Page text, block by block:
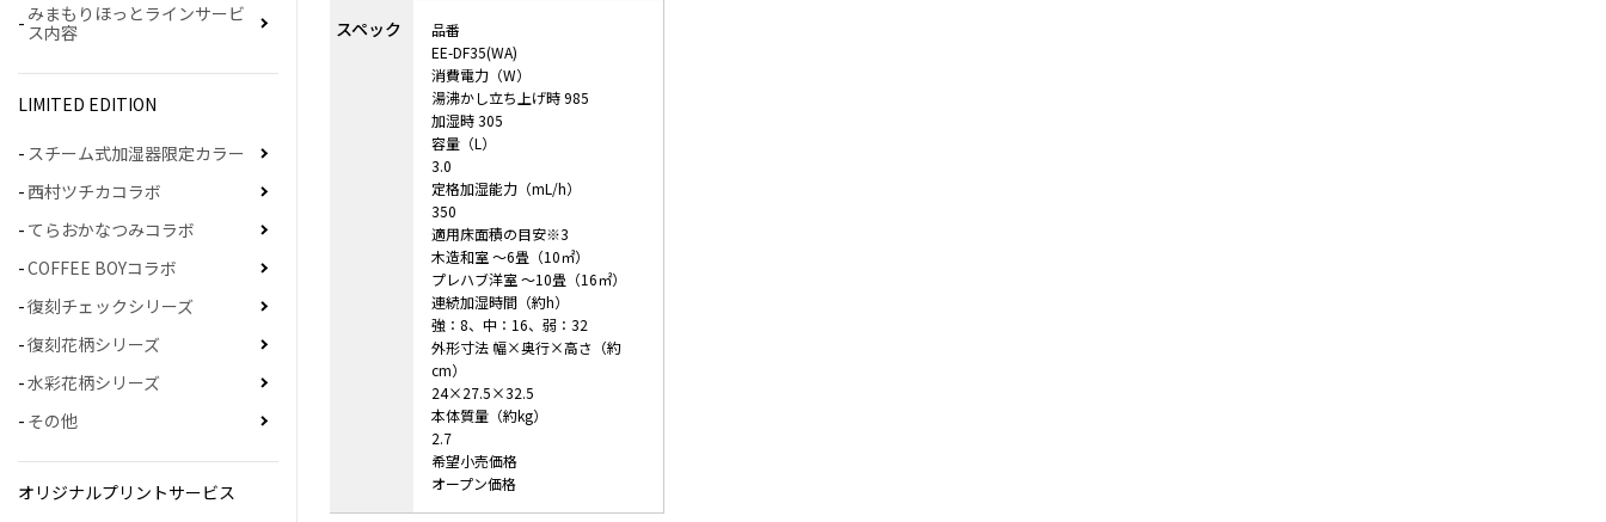
スペック
品番
EE-DF35(WA)
消費電力（W）
湯沸かし立ち上げ時 985
加湿時 305
容量（L）
3.0
定格加湿能力（mL/h）
350
適用床面積の目安※3
木造和室 ～6畳（10㎡）
プレハブ洋室 ～10畳（16㎡）
連続加湿時間（約h）
強：8、中：16、弱：32
外形寸法 幅×奥行×高さ（約
cm）
24×27.5×32.5
本体質量（約kg）
2.7
希望小売価格
オープン価格
みまもりほっとラインサービ
ス内容
LIMITED EDITION
スチーム式加湿器限定カラー
西村ツチカコラボ
てらおかなつみコラボ
COFFEE BOYコラボ
復刻チェックシリーズ
復刻花柄シリーズ
水彩花柄シリーズ
その他
オリジナルプリントサービス